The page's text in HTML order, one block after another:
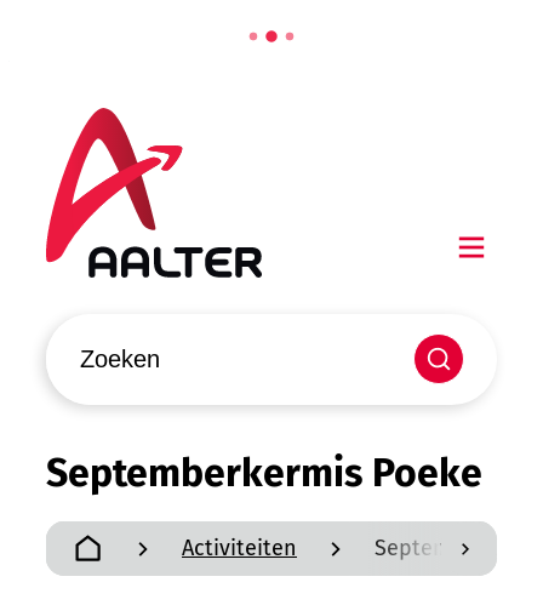
Aalter
Zoeken
Septemberkermis Poeke
scroll
Startpagina
Activiteiten